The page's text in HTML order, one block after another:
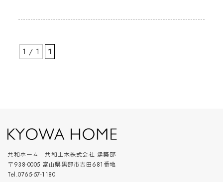
1 / 1 1
共和ホーム 共和土木株式会社 建築部
〒938-0005 富山県黒部市吉田681番地
Tel.0765-57-1180